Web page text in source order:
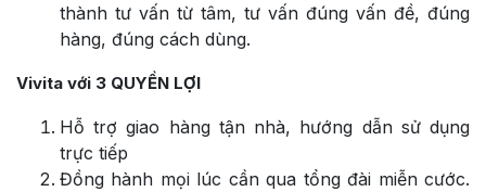
thành tư vấn từ tâm, tư vấn đúng vấn đề, đúng
hàng, đúng cách dùng.
Vivita với 3 QUYỀN LỢI
Hỗ trợ giao hàng tận nhà, hướng dẫn sử dụng
trực tiếp
Đồng hành mọi lúc cần qua tổng đài miễn cước.